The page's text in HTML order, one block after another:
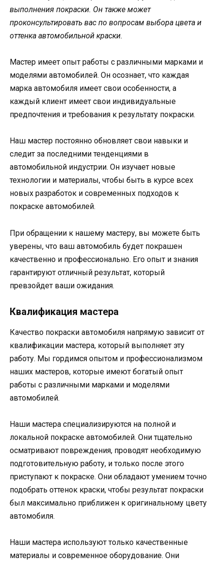
выполнения покраски. Он также может
проконсультировать вас по вопросам выбора цвета и
оттенка автомобильной краски.
Мастер имеет опыт работы с различными марками и
моделями автомобилей. Он осознает, что каждая
марка автомобиля имеет свои особенности, а
каждый клиент имеет свои индивидуальные
предпочтения и требования к результату покраски.
Наш мастер постоянно обновляет свои навыки и
следит за последними тенденциями в
автомобильной индустрии. Он изучает новые
технологии и материалы, чтобы быть в курсе всех
новых разработок и современных подходов к
покраске автомобилей.
При обращении к нашему мастеру, вы можете быть
уверены, что ваш автомобиль будет покрашен
качественно и профессионально. Его опыт и знания
гарантируют отличный результат, который
превзойдет ваши ожидания.
Квалификация мастера
Качество покраски автомобиля напрямую зависит от
квалификации мастера, который выполняет эту
работу. Мы гордимся опытом и профессионализмом
наших мастеров, которые имеют богатый опыт
работы с различными марками и моделями
автомобилей.
Наши мастера специализируются на полной и
локальной покраске автомобилей. Они тщательно
осматривают повреждения, проводят необходимую
подготовительную работу, и только после этого
приступают к покраске. Они обладают умением точно
подобрать оттенок краски, чтобы результат покраски
был максимально приближен к оригинальному цвету
автомобиля.
Наши мастера используют только качественные
материалы и современное оборудование. Они